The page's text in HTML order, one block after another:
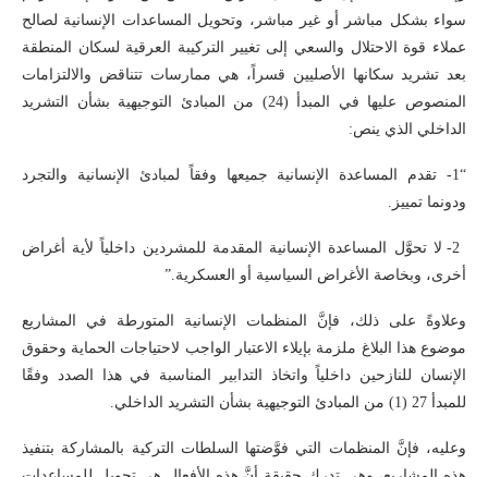
سواء بشكل مباشر أو غير مباشر، وتحويل المساعدات الإنسانية لصالح
عملاء قوة الاحتلال والسعي إلى تغيير التركيبة العرقية لسكان المنطقة
بعد تشريد سكانها الأصليين قسراً، هي ممارسات تتناقض والالتزامات
المنصوص عليها في المبدأ (24) من المبادئ التوجيهية بشأن التشريد
الداخلي الذي ينص:
“1- تقدم المساعدة الإنسانية جميعها وفقاً لمبادئ الإنسانية والتجرد
ودونما تمييز.
2- لا تحوَّل المساعدة الإنسانية المقدمة للمشردين داخلياً لأية أغراض
أخرى، وبخاصة الأغراض السياسية أو العسكرية.”
وعلاوةً على ذلك، فإنَّ المنظمات الإنسانية المتورطة في المشاريع
موضوع هذا البلاغ ملزمة بإيلاء الاعتبار الواجب لاحتياجات الحماية وحقوق
الإنسان للنازحين داخلياً واتخاذ التدابير المناسبة في هذا الصدد وفقًا
للمبدأ 27 (1) من المبادئ التوجيهية بشأن التشريد الداخلي.
وعليه، فإنَّ المنظمات التي فوَّضتها السلطات التركية بالمشاركة بتنفيذ